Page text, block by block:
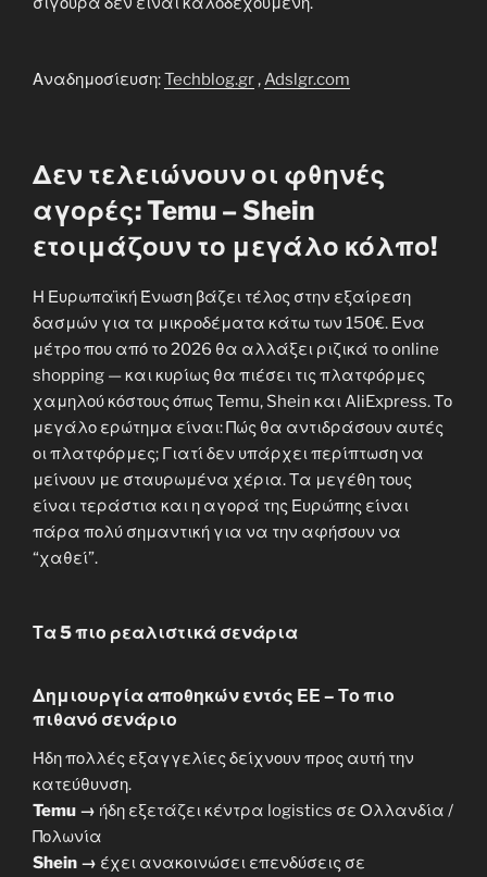
Αναδημοσίευση:Techblog.gr,Adslgr.com
Δεν τελειώνουν οι φθηνές
αγορές: Temu – Shein
ετοιμάζουν το μεγάλο κόλπο!
Η Ευρωπαϊκή Ένωση βάζει τέλος στην εξαίρεση
δασμών για τα μικροδέματα κάτω των 150€. Ένα
μέτρο που από το 2026 θα αλλάξει ριζικά το online
shopping — και κυρίως θα πιέσει τις πλατφόρμες
χαμηλού κόστους όπως Temu, Shein και AliExpress. Το
μεγάλο ερώτημα είναι: Πώς θα αντιδράσουν αυτές
οι πλατφόρμες; Γιατί δεν υπάρχει περίπτωση να
μείνουν με σταυρωμένα χέρια. Τα μεγέθη τους
είναι τεράστια και η αγορά της Ευρώπης είναι
πάρα πολύ σημαντική για να την αφήσουν να
“χαθεί”.
Τα 5 πιο ρεαλιστικά σενάρια
Δημιουργία αποθηκών εντός ΕΕ – Το πιο
πιθανό σενάριο
Ήδη πολλές εξαγγελίες δείχνουν προς αυτή την
κατεύθυνση.
Temu → ήδη εξετάζει κέντρα logistics σε Ολλανδία /
Πολωνία
Shein → έχει ανακοινώσει επενδύσεις σε